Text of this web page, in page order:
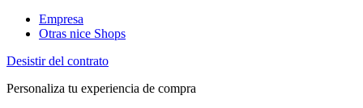
Empresa
Otras nice Shops
Desistir del contrato
Personaliza tu experiencia de compra